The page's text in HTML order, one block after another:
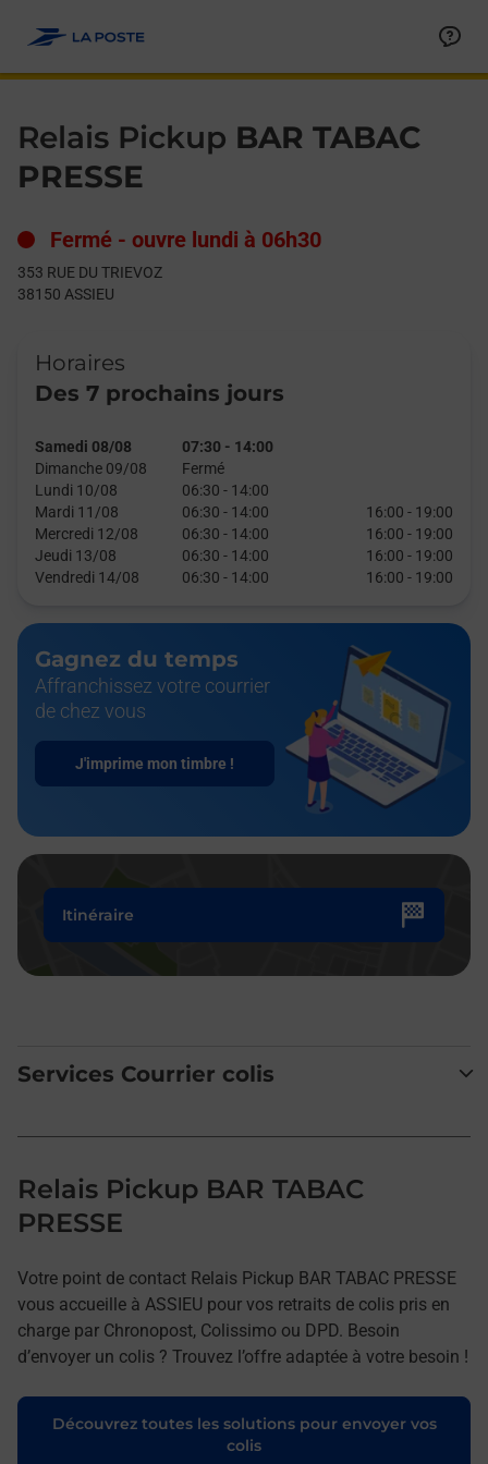
Relais Pickup BAR TABAC
PRESSE
Fermé - ouvre lundi à 06h30
353 RUE DU TRIEVOZ
38150 ASSIEU
Horaires
Des 7 prochains jours
Samedi 08/08 07:30 - 14:00
Dimanche 09/08
Fermé
Lundi 10/08
06:30 - 14:00
Mardi 11/08
06:30 - 14:00 16:00 - 19:00
Mercredi 12/08
06:30 - 14:00 16:00 - 19:00
Jeudi 13/08
06:30 - 14:00 16:00 - 19:00
Vendredi 14/08
06:30 - 14:00 16:00 - 19:00
Gagnez du temps
Affranchissez votre courrier
de chez vous
J'imprime mon timbre !
Itinéraire
Services Courrier colis
Relais Pickup BAR TABAC
PRESSE
Votre point de contact Relais Pickup BAR TABAC PRESSE
vous accueille à ASSIEU pour vos retraits de colis pris en
charge par Chronopost, Colissimo ou DPD. Besoin
d’envoyer un colis ? Trouvez l’offre adaptée à votre besoin !
Découvrez toutes les solutions pour envoyer vos
colis